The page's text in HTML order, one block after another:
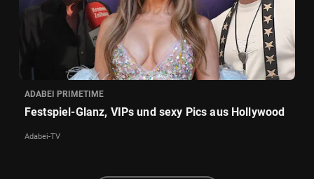
ADABEI PRIMETIME
Festspiel-Glanz, VIPs und sexy Pics aus Hollywood
Adabei-TV